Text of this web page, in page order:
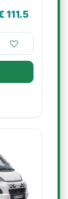
111.5